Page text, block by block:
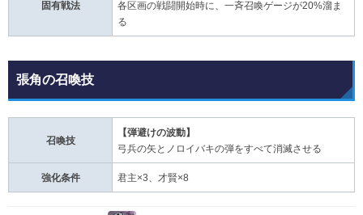
固有戦法
各区画の戦闘開始時に、一斉召喚ゲージが20%溜ま
る
張角の召喚技
召喚技
【弾避けの波動】
弓兵の矢とノロイバキの弾をすべて消滅させる
強化条件 君主×3、才賢×8